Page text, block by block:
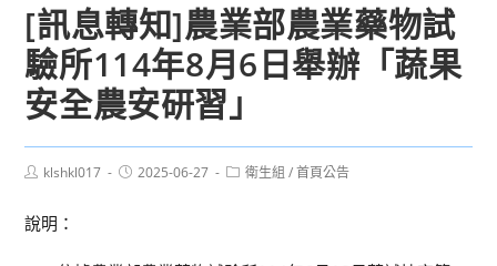
[訊息轉知]農業部農業藥物試
驗所114年8月6日舉辦「蔬果
安全農安研習」
Postklshkl017
Post2025-06-27
Post衛生組 / 首頁公告
說明：